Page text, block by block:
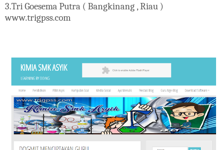
3.Tri Goesema Putra ( Bangkinang , Riau )
www.trigpss.com